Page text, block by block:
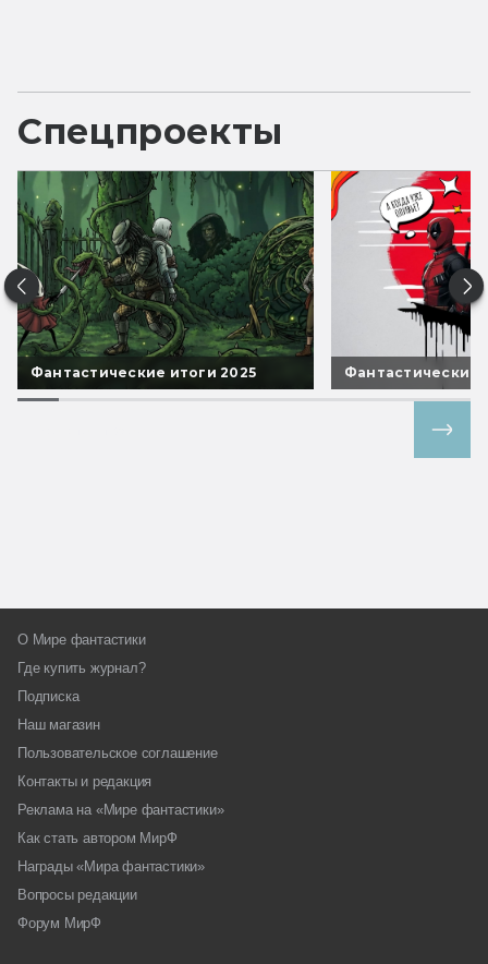
Спецпроекты
Фантастические итоги 2025 Фантастические
О Мире фантастики
Где купить журнал?
Подписка
Наш магазин
Пользовательское соглашение
Контакты и редакция
Реклама на «Мире фантастики»
Как стать автором МирФ
Награды «Мира фантастики»
Вопросы редакции
Форум МирФ